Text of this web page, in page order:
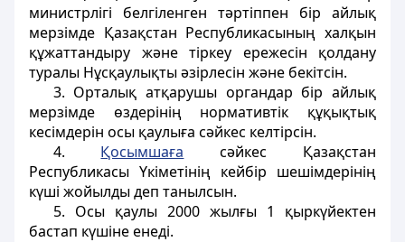
министрлігі белгіленген тәртіппен бір айлық
мерзімде Қазақстан Республикасының халқын
құжаттандыру және тіркеу ережесін қолдану
туралы Нұсқаулықты әзірлесін және бекітсін.
3. Орталық атқарушы органдар бір айлық
мерзімде өздерінің нормативтік құқықтық
кесімдерін осы қаулыға сәйкес келтірсін.
4. Қосымшаға сәйкес Қазақстан
Республикасы Үкіметінің кейбір шешімдерінің
күші жойылды деп танылсын.
5. Осы қаулы 2000 жылғы 1 қыркүйектен
бастап күшіне енеді.